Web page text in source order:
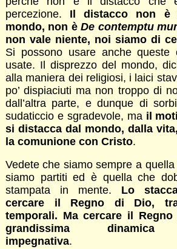
percezione. Il distacco non è
mondo, non èDe contemptu
non vale niente, noi siamo di
Si possono usare anche queste
usate. Il disprezzo del mondo,
alla maniera dei religiosi, i laici
po’ dispiaciuti ma non troppo di
dall’altra parte, e dunque di
sudaticcio e sgradevole, ma il
si distacca dal mondo, dalla
la comunione con Cristo.
Vedete che siamo sempre a
siamo partiti ed è quella che
stampata in mente. Lo
cercare il Regno di Dio,
temporali. Ma cercare il
grandissima dinamica
impegnativa.